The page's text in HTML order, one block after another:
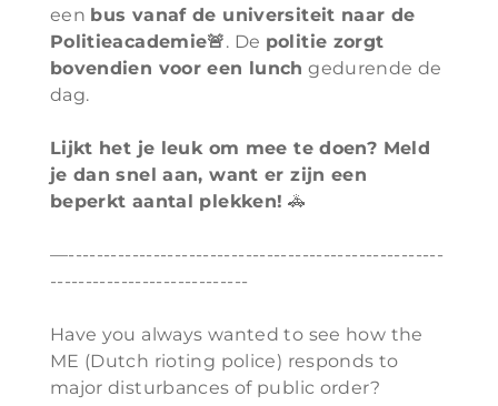
een bus vanaf de universiteit naar de
Politieacademie🚨. De politie zorgt
bovendien voor een lunch gedurende de
dag.
Lijkt het je leuk om mee te doen? Meld
je dan snel aan, want er zijn een
beperkt aantal plekken! 🚓
—-----------------------------------------------------
----------------------------
Have you always wanted to see how the
ME (Dutch rioting police) responds to
major disturbances of public order?